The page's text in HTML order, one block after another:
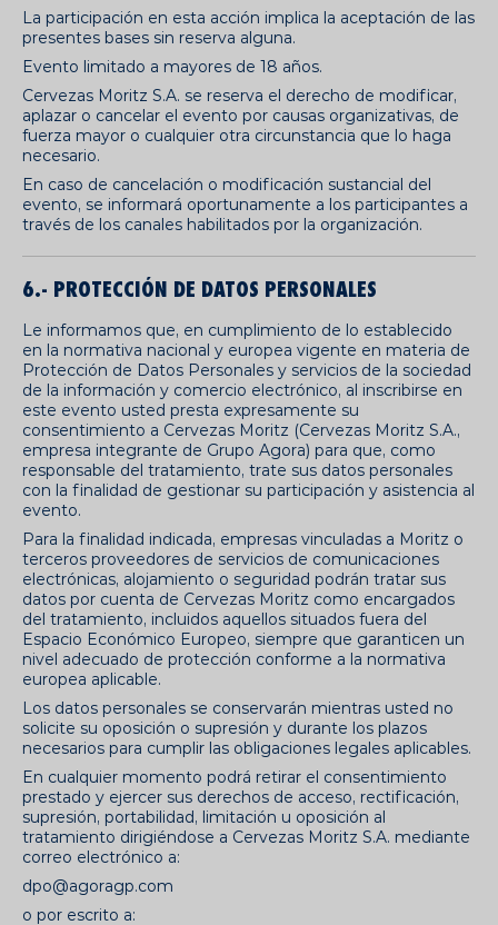
La participación en esta acción implica la aceptación de las
presentes bases sin reserva alguna.
Evento limitado a mayores de 18 años.
Cervezas Moritz S.A. se reserva el derecho de modificar,
aplazar o cancelar el evento por causas organizativas, de
fuerza mayor o cualquier otra circunstancia que lo haga
necesario.
En caso de cancelación o modificación sustancial del
evento, se informará oportunamente a los participantes a
través de los canales habilitados por la organización.
6.- PROTECCIÓN DE DATOS PERSONALES
Le informamos que, en cumplimiento de lo establecido
en la normativa nacional y europea vigente en materia de
Protección de Datos Personales y servicios de la sociedad
de la información y comercio electrónico, al inscribirse en
este evento usted presta expresamente su
consentimiento a Cervezas Moritz (Cervezas Moritz S.A.,
empresa integrante de Grupo Agora) para que, como
responsable del tratamiento, trate sus datos personales
con la finalidad de gestionar su participación y asistencia al
evento.
Para la finalidad indicada, empresas vinculadas a Moritz o
terceros proveedores de servicios de comunicaciones
electrónicas, alojamiento o seguridad podrán tratar sus
datos por cuenta de Cervezas Moritz como encargados
del tratamiento, incluidos aquellos situados fuera del
Espacio Económico Europeo, siempre que garanticen un
nivel adecuado de protección conforme a la normativa
europea aplicable.
Los datos personales se conservarán mientras usted no
solicite su oposición o supresión y durante los plazos
necesarios para cumplir las obligaciones legales aplicables.
En cualquier momento podrá retirar el consentimiento
prestado y ejercer sus derechos de acceso, rectificación,
supresión, portabilidad, limitación u oposición al
tratamiento dirigiéndose a Cervezas Moritz S.A. mediante
correo electrónico a:
dpo@agoragp.com
o por escrito a: